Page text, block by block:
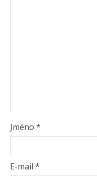
Jméno *
E-mail *